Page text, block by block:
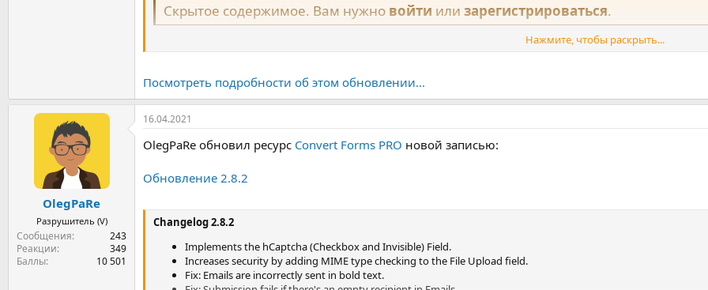
Скрытое содержимое. Вам нужно войти или зарегистрироваться.
Пароль для скачивания за баллы
Нажмите, чтобы раскрыть...
Посмотреть подробности об этом обновлении...
OlegPaRe
Разрушитель (V)
Сообщения
243
Реакции
349
Баллы
10 501
16.04.2021
OlegPaRe обновил ресурс Convert Forms PRO новой записью:
Обновление 2.8.2
Changelog 2.8.2
Implements the hCaptcha (Checkbox and Invisible) Field.
Increases security by adding MIME type checking to the File Upload field.
Fix: Emails are incorrectly sent in bold text.